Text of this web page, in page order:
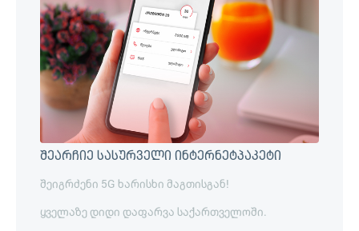
შეარჩიე სასურველი ინტერნეტპაკეტი
შეიგრძენი 5G ხარისხი მაგთისგან!
ყველაზე დიდი დაფარვა საქართველოში.